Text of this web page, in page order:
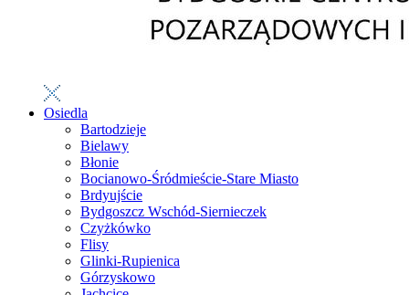
Osiedla
Bartodzieje
Bielawy
Błonie
Bocianowo-Śródmieście-Stare Miasto
Brdyujście
Bydgoszcz Wschód-Siernieczek
Czyżkówko
Flisy
Glinki-Rupienica
Górzyskowo